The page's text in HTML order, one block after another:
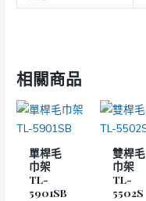
相關商品
單桿毛
巾架
TL-
5901SB
雙桿毛
巾架
TL-
5502S